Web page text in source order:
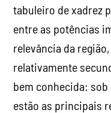
tabuleiro de xadrez
entre as potências
relevância da
relativamente
bem conhecida:
estão as principais